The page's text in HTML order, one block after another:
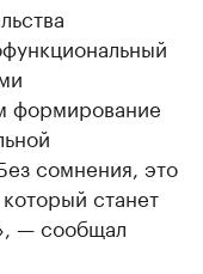
формирование
сомнения, это
станет
— сообщал